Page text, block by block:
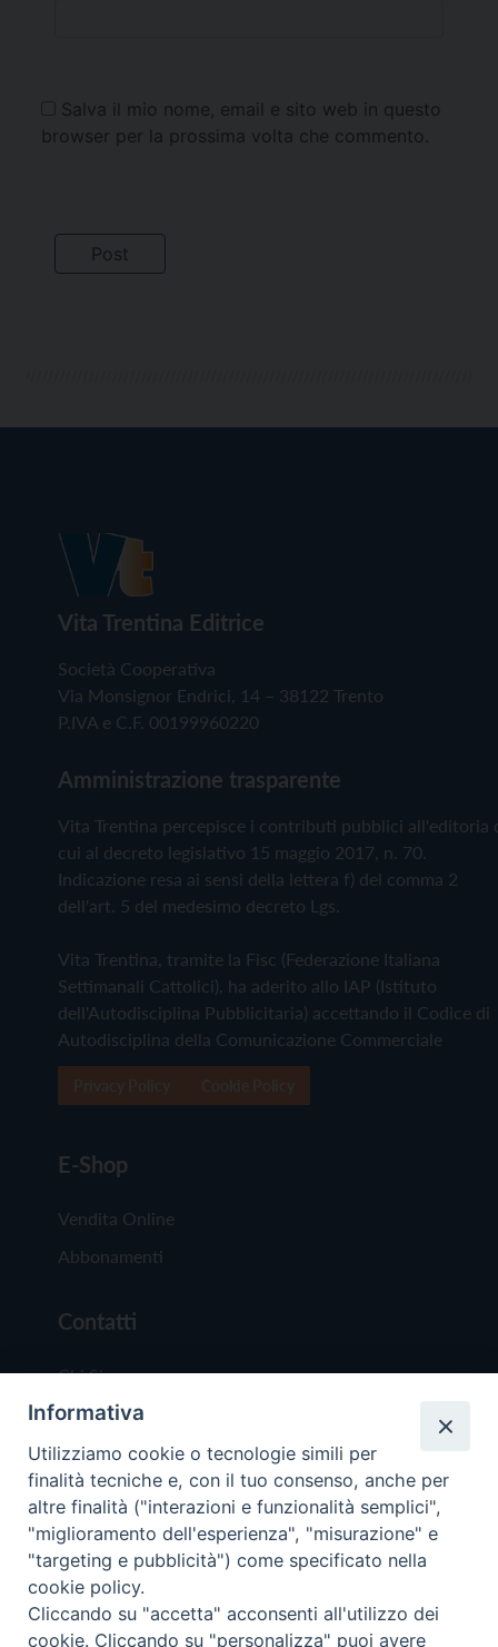
Salva il mio nome, email e sito web in questo
browser per la prossima volta che commento.
Vita Trentina Editrice
Società Cooperativa
Via Monsignor Endrici, 14 – 38122 Trento
P.IVA e C.F. 00199960220
Amministrazione trasparente
Vita Trentina percepisce i contributi pubblici all'editoria
cui al decreto legislativo 15 maggio 2017, n. 70.
Indicazione resa ai sensi della lettera f) del comma 2
dell'art. 5 del medesimo decreto Lgs.
Vita Trentina, tramite la Fisc (Federazione Italiana
Settimanali Cattolici), ha aderito allo IAP (Istituto
dell'Autodisciplina Pubblicitaria) accettando il Codice di
Autodisciplina della Comunicazione Commerciale
E-Shop
Vendita Online
Abbonamenti
Contatti
Chi Siamo
Redazione
Scrivici
Copyright © 2019 - Tutti i diritti riservati - Vita
Trentina Editrice
Informativa
Utilizziamo cookie o tecnologie simili per
finalità tecniche e, con il tuo consenso, anche per
altre finalità ("interazioni e funzionalità semplici",
"miglioramento dell'esperienza", "misurazione" e
"targeting e pubblicità") come specificato nella
cookie policy.
Cliccando su "accetta" acconsenti all'utilizzo dei
cookie. Cliccando su "personalizza" puoi avere